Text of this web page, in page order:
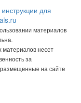
для
материалов
материалов несет
за
на сайте